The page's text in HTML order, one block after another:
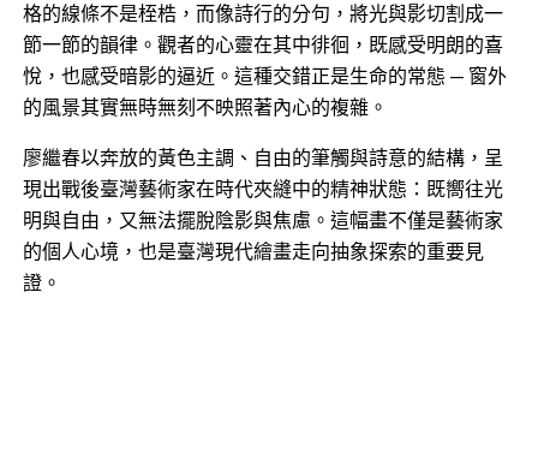
格的線條不是桎梏，而像詩行的分句，將光與影切割成一
節一節的韻律。觀者的心靈在其中徘徊，既感受明朗的喜
悅，也感受暗影的逼近。這種交錯正是生命的常態 — 窗外
的風景其實無時無刻不映照著內心的複雜。
廖繼春以奔放的黃色主調、自由的筆觸與詩意的結構，呈
現出戰後臺灣藝術家在時代夾縫中的精神狀態：既嚮往光
明與自由，又無法擺脫陰影與焦慮。這幅畫不僅是藝術家
的個人心境，也是臺灣現代繪畫走向抽象探索的重要見
證。